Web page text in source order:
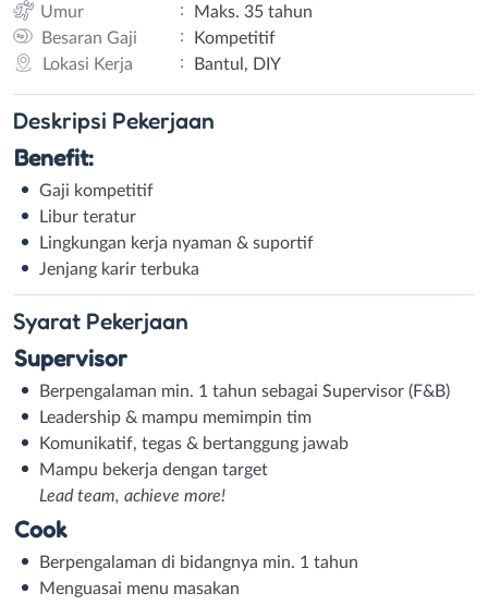
Umur
:
Maks. 35 tahun
Besaran Gaji
:
Kompetitif
Lokasi Kerja
: Bantul, DIY
Deskripsi Pekerjaan
Benefit:
Gaji kompetitif
Libur teratur
Lingkungan kerja nyaman & suportif
Jenjang karir terbuka
Syarat Pekerjaan
Supervisor
Berpengalaman min. 1 tahun sebagai Supervisor (F&B)
Leadership & mampu memimpin tim
Komunikatif, tegas & bertanggung jawab
Mampu bekerja dengan target
Lead team, achieve more!
Cook
Berpengalaman di bidangnya min. 1 tahun
Menguasai menu masakan